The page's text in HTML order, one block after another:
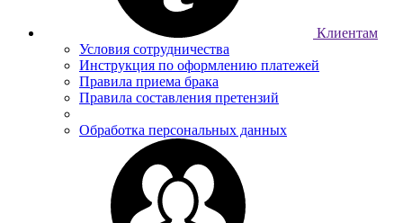
Клиентам
Условия сотрудничества
Инструкция по оформлению платежей
Правила приема брака
Правила составления претензий
Обработка персональных данных